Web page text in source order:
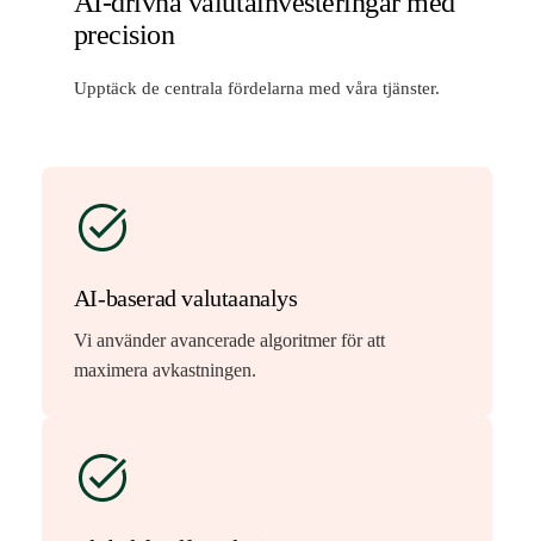
precision
Upptäck de centrala fördelarna med våra tjänster.
AI-baserad valutaanalys
Vi använder avancerade algoritmer för att
maximera avkastningen.